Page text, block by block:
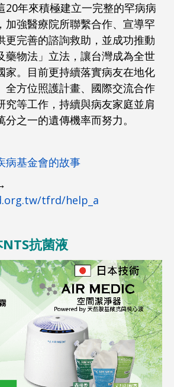
20年來積極建立一完整的罕病病
加強醫療院所聯繫合作、宣導罕
完善的諮詢救助， 並成功推動
藥物法」立法，讓台灣成為全世
家。目前更持續落實病友在地化
全方位照護計畫、國際交流合作
究等工作，持續與病友家庭並肩
之一的遺傳機率而努力。
病基金會的故事
tfrd/help_a
抗菌液